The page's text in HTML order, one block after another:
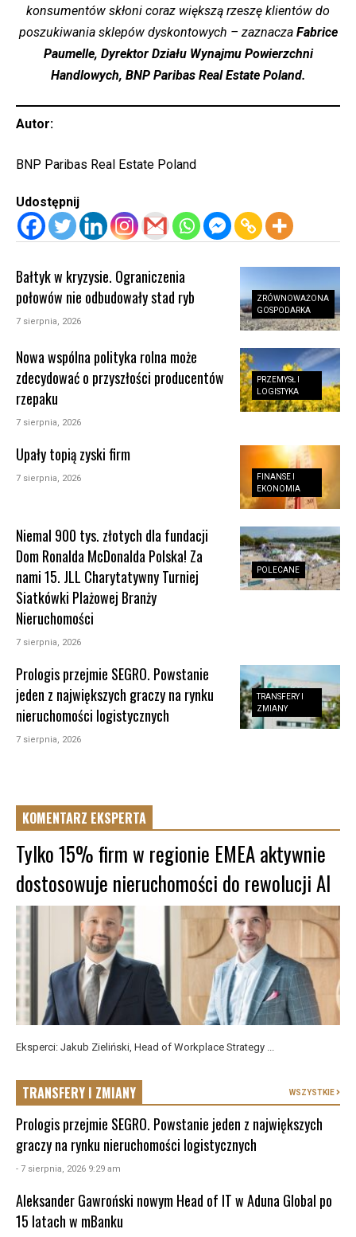
konsumentów skłoni coraz większą rzeszę klientów do
poszukiwania sklepów dyskontowych – zaznacza Fabrice
Paumelle, Dyrektor Działu Wynajmu Powierzchni
Handlowych, BNP Paribas Real Estate Poland.
Autor:
BNP Paribas Real Estate Poland
Udostępnij
ZRÓWNOWAŻONA
GOSPODARKA
Bałtyk w kryzysie. Ograniczenia
połowów nie odbudowały stad ryb
7 sierpnia, 2026
PRZEMYSŁ I
LOGISTYKA
Nowa wspólna polityka rolna może
zdecydować o przyszłości producentów
rzepaku
7 sierpnia, 2026
FINANSE I
EKONOMIA
Upały topią zyski firm
7 sierpnia, 2026
POLECANE
Niemal 900 tys. złotych dla fundacji
Dom Ronalda McDonalda Polska! Za
nami 15. JLL Charytatywny Turniej
Siatkówki Plażowej Branży
Nieruchomości
7 sierpnia, 2026
TRANSFERY I
ZMIANY
Prologis przejmie SEGRO. Powstanie
jeden z największych graczy na rynku
nieruchomości logistycznych
7 sierpnia, 2026
KOMENTARZ EKSPERTA
Tylko 15% firm w regionie EMEA aktywnie
dostosowuje nieruchomości do rewolucji AI
Eksperci: Jakub Zieliński, Head of Workplace Strategy ...
TRANSFERY I ZMIANY WSZYSTKIE
Prologis przejmie SEGRO. Powstanie jeden z największych
graczy na rynku nieruchomości logistycznych
- 7 sierpnia, 2026 9:29 am
Aleksander Gawroński nowym Head of IT w Aduna Global po
15 latach w mBanku